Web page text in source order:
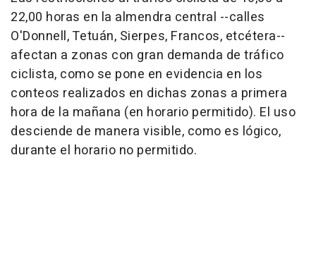
22,00 horas en la almendra central --calles
O'Donnell, Tetuán, Sierpes, Francos, etcétera--
afectan a zonas con gran demanda de tráfico
ciclista, como se pone en evidencia en los
conteos realizados en dichas zonas a primera
hora de la mañana (en horario permitido). El uso
desciende de manera visible, como es lógico,
durante el horario no permitido.